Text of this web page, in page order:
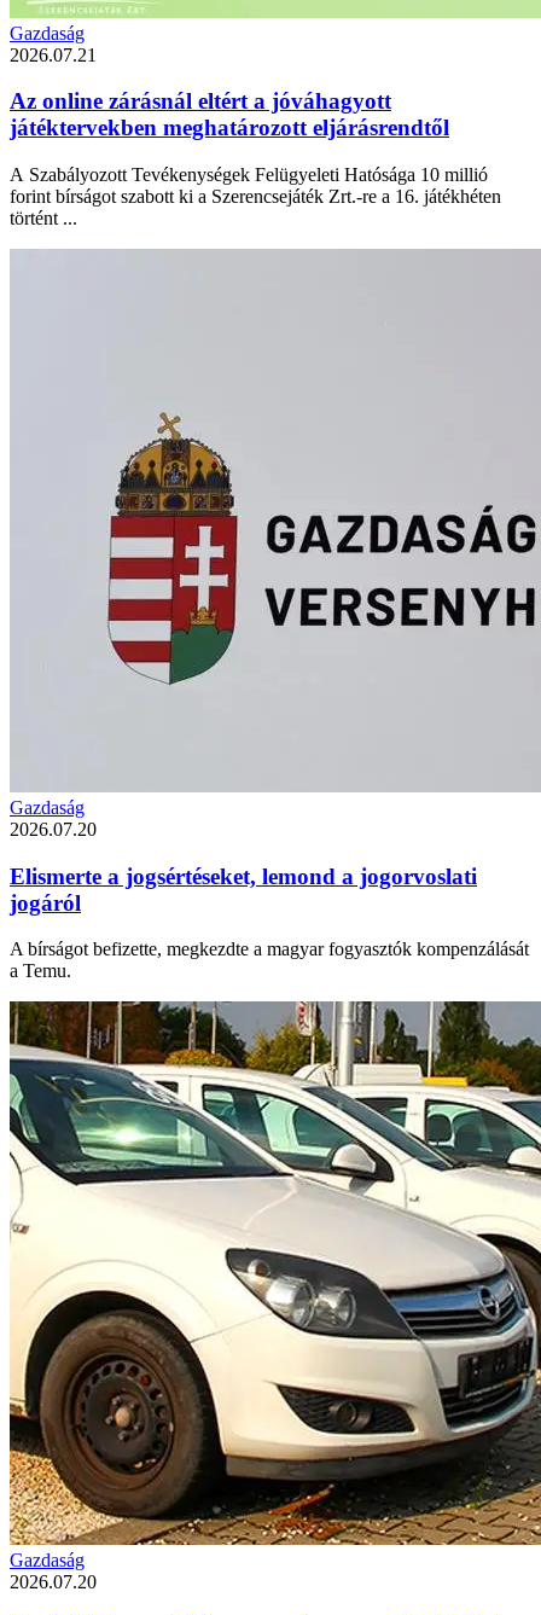
Gazdaság
2026.07.21
Az online zárásnál eltért a jóváhagyott
játéktervekben meghatározott eljárásrendtől
A Szabályozott Tevékenységek Felügyeleti Hatósága 10 millió
forint bírságot szabott ki a Szerencsejáték Zrt.-re a 16. játékhéten
történt ...
Gazdaság
2026.07.20
Elismerte a jogsértéseket, lemond a jogorvoslati
jogáról
A bírságot befizette, megkezdte a magyar fogyasztók kompenzálását
a Temu.
Gazdaság
2026.07.20